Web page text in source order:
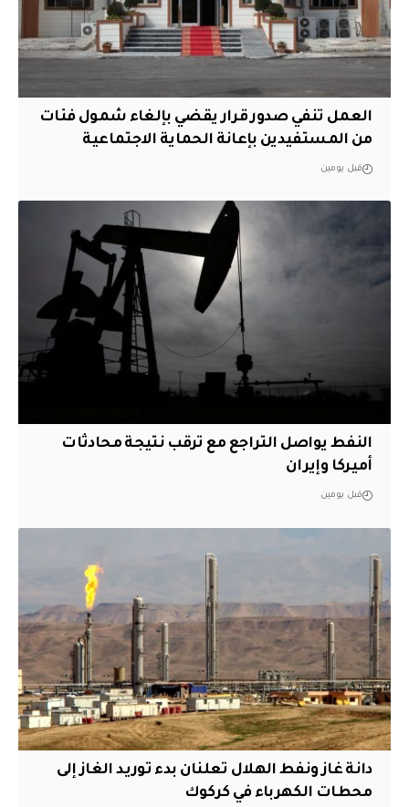
العمل تنفي صدور قرار يقضي بإلغاء شمول فئات
من المستفيدين بإعانة الحماية الاجتماعية
قبل يومين
النفط يواصل التراجع مع ترقب نتيجة محادثات
أميركا وإيران
قبل يومين
دانة غاز ونفط الهلال تعلنان بدء توريد الغاز إلى
محطات الكهرباء في كركوك